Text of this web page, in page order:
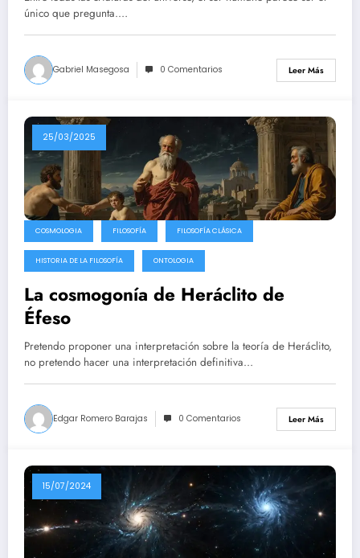
único que pregunta.…
Gabriel Masegosa 0 Comentarios Leer Más
25/03/2025
COSMOLOGIA FILOSOFÍA FILOSOFÍA CLÁSICA
HISTORIA DE LA FILOSOFÍA ONTOLOGIA
La cosmogonía de Heráclito de
Éfeso
Pretendo proponer una interpretación sobre la teoría de Heráclito,
no pretendo hacer una interpretación definitiva…
Edgar Romero Barajas 0 Comentarios Leer Más
15/07/2024